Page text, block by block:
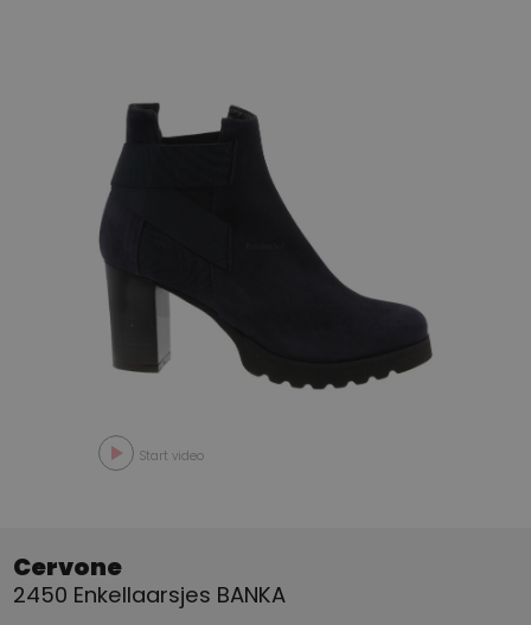
Start video
Cervone
2450 Enkellaarsjes BANKA